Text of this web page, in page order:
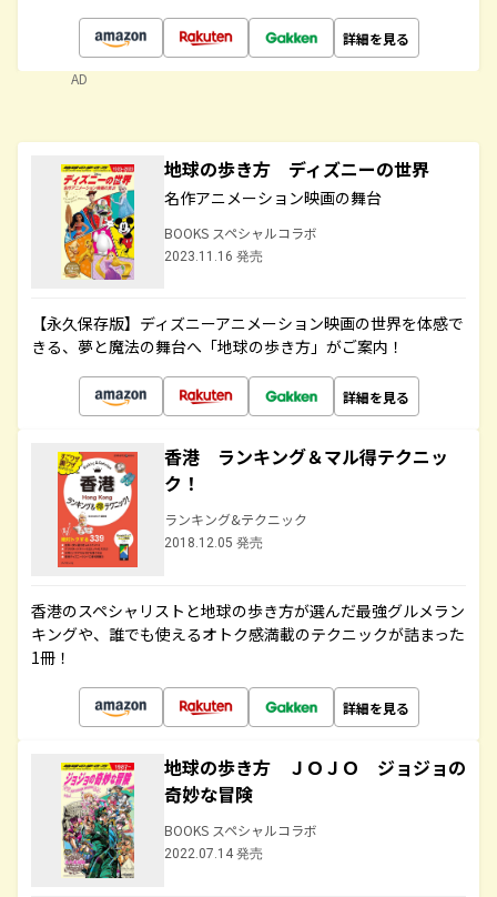
詳細を見る
AD
地球の歩き方 ディズニーの世界
名作アニメーション映画の舞台
BOOKS スペシャルコラボ
2023.11.16 発売
【永久保存版】ディズニーアニメーション映画の世界を体感で
きる、夢と魔法の舞台へ「地球の歩き方」がご案内！
詳細を見る
香港 ランキング＆マル得テクニッ
ク！
ランキング&テクニック
2018.12.05 発売
香港のスペシャリストと地球の歩き方が選んだ最強グルメラン
キングや、誰でも使えるオトク感満載のテクニックが詰まった
1冊！
詳細を見る
地球の歩き方 ＪＯＪＯ ジョジョの
奇妙な冒険
BOOKS スペシャルコラボ
2022.07.14 発売